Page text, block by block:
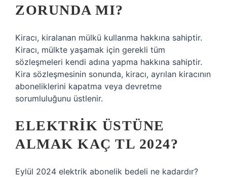
ZORUNDA MI?
Kiracı, kiralanan mülkü kullanma hakkına sahiptir.
Kiracı, mülkte yaşamak için gerekli tüm
sözleşmeleri kendi adına yapma hakkına sahiptir.
Kira sözleşmesinin sonunda, kiracı, ayrılan kiracının
aboneliklerini kapatma veya devretme
sorumluluğunu üstlenir.
ELEKTRIK ÜSTÜNE
ALMAK KAÇ TL 2024?
Eylül 2024 elektrik abonelik bedeli ne kadardır?